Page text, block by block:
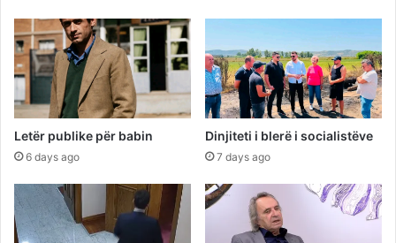
Letër publike për babin
6 days ago
Dinjiteti i blerë i socialistëve
7 days ago